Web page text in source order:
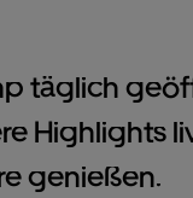
täglich
Highlights
genießen.